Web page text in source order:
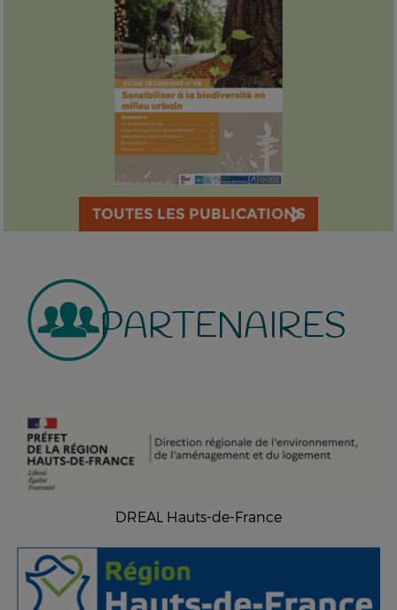
TOUTES LES PUBLICATIONS
PARTENAIRES
DREAL Hauts-de-France